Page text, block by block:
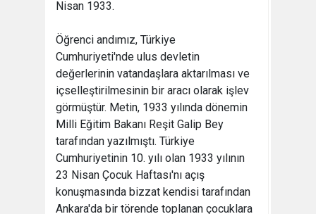
Nisan 1933.
Öğrenci andımız, Türkiye
Cumhuriyeti'nde ulus devletin
değerlerinin vatandaşlara aktarılması ve
içselleştirilmesinin bir aracı olarak işlev
görmüştür. Metin, 1933 yılında dönemin
Milli Eğitim Bakanı Reşit Galip Bey
tarafından yazılmıştı. Türkiye
Cumhuriyetinin 10. yılı olan 1933 yılının
23 Nisan Çocuk Haftası'nı açış
konuşmasında bizzat kendisi tarafından
Ankara'da bir törende toplanan çocuklara